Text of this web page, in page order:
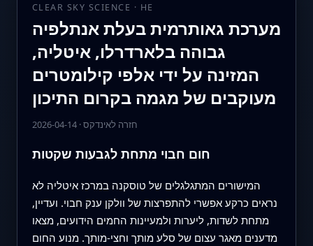
CLEAR SKY SCIENCE · HE
מערכת גאותרמית בעלת אנתלפיה
גבוהה בלארדרלו, איטליה,
המזינה על ידי אלפי קילומטרים
מעוקבים של מגמה בקרום התיכון
2026-04-14·חזרה לאינדקס
חום חבוי מתחת לגבעות שקטות
המישורים המתגלגלים של טוסקנה במרכז איטליה לא
נראים כרקע אפשרי להתפרצות של וולקן ענק חבוי. ועדיין,
מתחת לשדות, ליערות ולמעיינות החמים הידועים, מצאו
מדענים מאגר עצום של סלע מותך וחצי-מותך. מנוע החום